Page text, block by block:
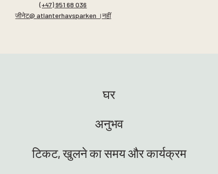
(+47) 951 68 036
जीनेट@ atlanterhavsparken ।नहीं
घर
अनुभव
टिकट, खुलने का समय और कार्यक्रम